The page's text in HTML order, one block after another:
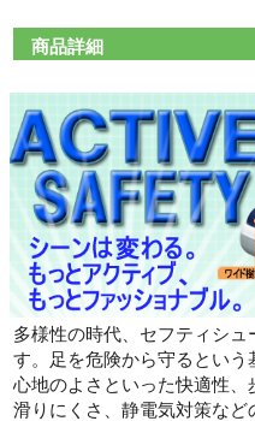
商品詳細
多様性の時代、セフティシ
す。足を危険から守るという
心地のよさといった快適性
滑りにくさ、静電気対策な